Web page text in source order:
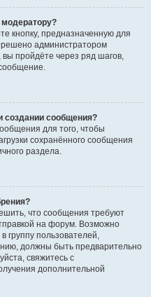
кнопку, предназначенную для
администратором
пройдёте через ряд шагов,
создании сообщения?
для того, чтобы
сохранённого сообщения
раздела.
что сообщения требуют
на форум. Возможно
группу пользователей,
должны быть предварительно
свяжитесь с
дополнительной